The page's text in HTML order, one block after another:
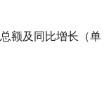
额及同比增长（单